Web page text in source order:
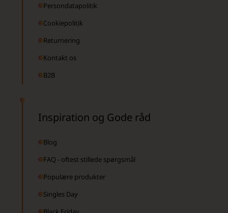
Persondatapolitik
Cookiepolitik
Returnering
Kontakt os
B2B
Inspiration og Gode råd
Blog
FAQ - oftest stillede spørgsmål
Populære produkter
Singles Day